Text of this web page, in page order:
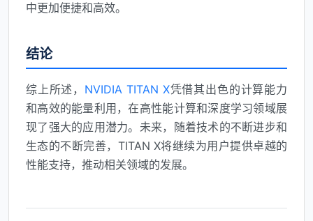
中更加便捷和高效。
结论
综上所述， NVIDIA TITAN X凭借其出色的计算能力
和高效的能量利用，在高性能计算和深度学习领域展
现了强大的应用潜力。未来，随着技术的不断进步和
生态的不断完善，TITAN X将继续为用户提供卓越的
性能支持，推动相关领域的发展。